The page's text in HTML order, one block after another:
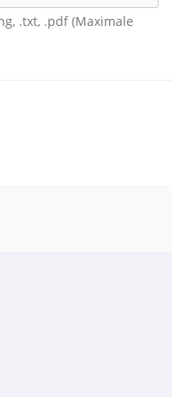
.txt, .pdf (Maximale